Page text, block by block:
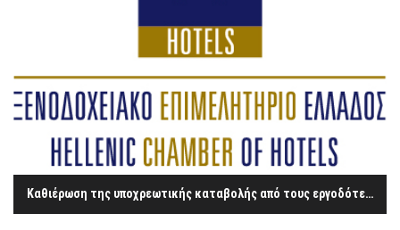
Καθιέρωση της υποχρεωτικής καταβολής από τους εργοδότες των αποδοχών των εργαζομένων στον ιδιωτικό τομέα, μέσω τραπεζικού λογαριασμού.